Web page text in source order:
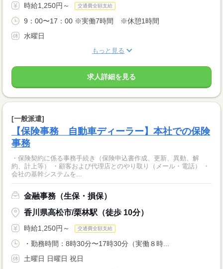
時給1,250円～ 交通費全額支給
9：00〜17：00 ※実働7時間 ※休憩1時間
水曜日
もっと見る
求人詳細を見る
[一般派遣]
【保険事務 自動車ディーラー】本社での保険
事務
・保険契約に係る事務手続き（保険申込書作成、更新、異動、解
約、計上等） ・顧客および代理店とのやり取り（メール・電話） ・
会社の基幹システムを...
金融事務（生保・損保）
香川県高松市/栗林駅（徒歩 10分）
時給1,250円～ 交通費全額支給
・勤務時間：8時30分〜17時30分（実働８時...
土曜日 日曜日 祝日